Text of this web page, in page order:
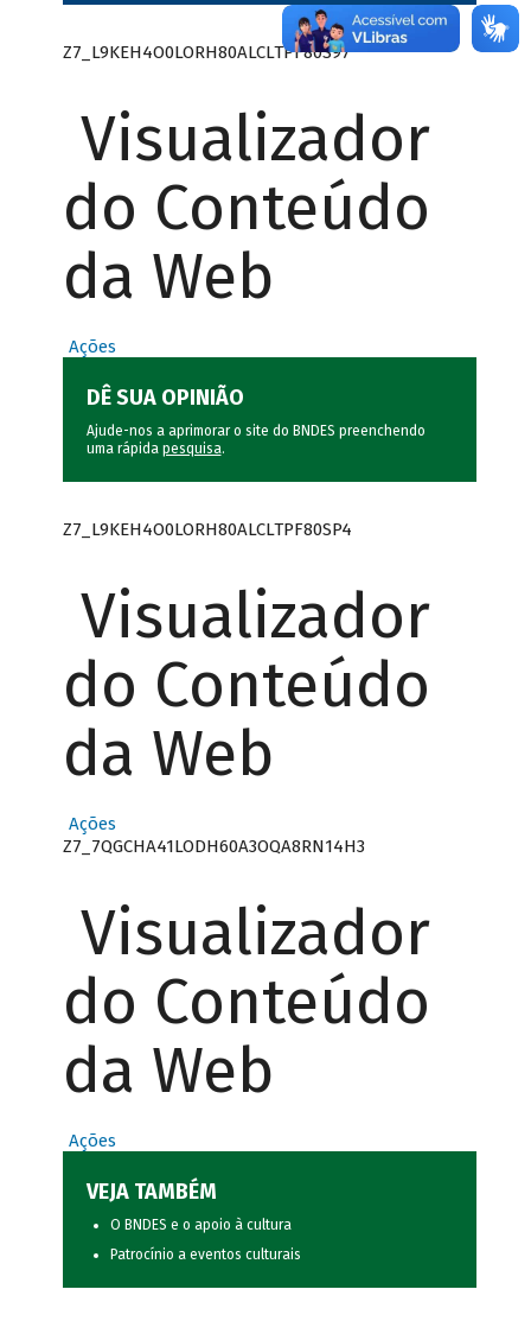
Z7_L9KEH4O0LORH80ALCLTPF80S97
Visualizador
do Conteúdo
da Web
Ações
DÊ SUA OPINIÃO
Ajude-nos a aprimorar o site do BNDES preenchendo
uma rápida pesquisa.
Z7_L9KEH4O0LORH80ALCLTPF80SP4
Visualizador
do Conteúdo
da Web
Ações
Z7_7QGCHA41LODH60A3OQA8RN14H3
Visualizador
do Conteúdo
da Web
Ações
VEJA TAMBÉM
O BNDES e o apoio à cultura
Patrocínio a eventos culturais